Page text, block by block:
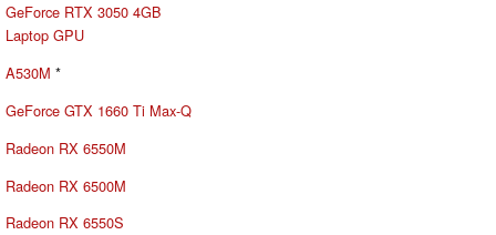
GeForce RTX 3050 4GB
Laptop GPU
A530M *
GeForce GTX 1660 Ti Max-Q
Radeon RX 6550M
Radeon RX 6500M
Radeon RX 6550S